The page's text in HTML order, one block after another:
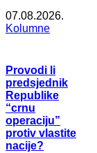
07.08.2026.
Kolumne
Provodi li
predsjednik
Republike
“crnu
operaciju”
protiv vlastite
nacije?